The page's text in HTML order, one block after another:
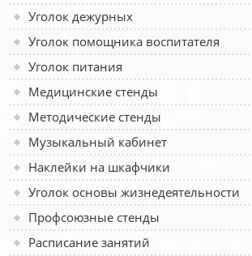
Уголок дежурных
Уголок помощника воспитателя
Уголок питания
Медицинские стенды
Методические стенды
Музыкальный кабинет
Наклейки на шкафчики
Уголок основы жизнедеятельности
Профсоюзные стенды
Расписание занятий